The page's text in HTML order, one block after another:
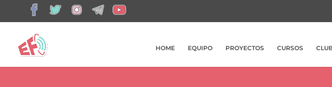
HOME EQUIPO PROYECTOS CURSOS